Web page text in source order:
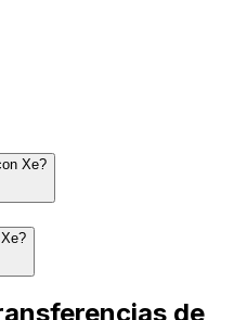
Xe?
de